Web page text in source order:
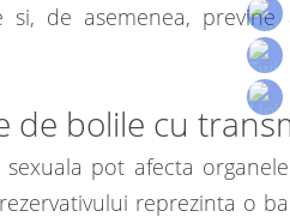
si, de asemenea,
de bolile cu
pot afecta
reprezinta o